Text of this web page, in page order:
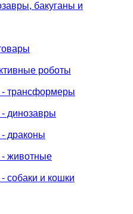
бакуганы и
роботы
- трансформеры
динозавры
драконы
- животные
собаки и кошки